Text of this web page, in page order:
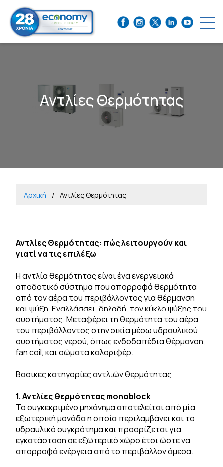
Αντλίες Θερμότητας
Αρχική Αντλίες Θερμότητας
Αντλίες Θερμότητας: πώς λειτουργούν και
γιατί να τις επιλέξω
Η αντλία θερμότητας είναι ένα ενεργειακά
αποδοτικό σύστημα που απορροφά θερμότητα
από τον αέρα του περιβάλλοντος για θέρμανση
και ψύξη. Εναλλάσσει, δηλαδή, τον κύκλο ψύξης του
συστήματος. Μεταφέρει τη θερμότητα του αέρα
του περιβάλλοντος στην οικία μέσω υδραυλικού
συστήματος νερού, όπως ενδοδαπέδια θέρμανση,
fan coil, και σώματα καλοριφέρ.
Βασικες κατηγορίες αντλιών θερμότητας
1. Αντλίες θερμότητας monoblock
Το συγκεκριμένο μηχάνημα αποτελείται από μία
εξωτερική μονάδα η οποία περιλαμβάνει και το
υδραυλικό συγκρότημα και προορίζεται για
εγκατάσταση σε εξωτερικό χώρο έτσι ώστε να
απορροφά ενέργεια από το περιβάλλον άμεσα.